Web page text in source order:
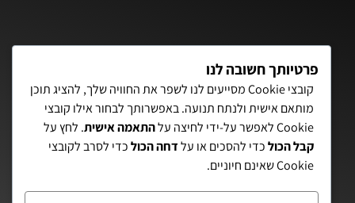
יצירת קשר:
פאת השולחן 15, תל-אביב
072-3972700
eitanaz2@gmail.com
פרטיותך חשובה לנו
קובצי Cookie מסייעים לנו לשפר את החוויה שלך, להציג תוכן
מותאם אישית ולנתח תנועה. באפשרותך לבחור אילו קובצי
Cookie לאפשר על-ידי לחיצה על
התאמה אישית. לחץ על
קבל הכולכדי להסכים או עלדחה הכולכדי לסרב לקובצי
Cookie שאינם חיוניים.